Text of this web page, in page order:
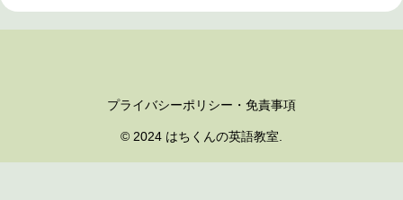
プライバシーポリシー・免責事項
© 2024 はちくんの英語教室.